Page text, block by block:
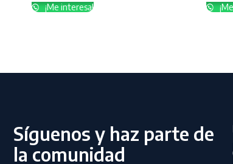
¡Me interesa!
Síguenos y haz parte de
la comunidad